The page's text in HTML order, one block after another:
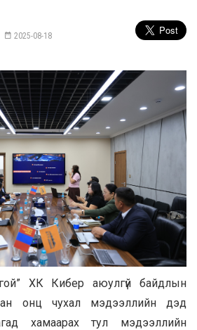
2025-08-18
ХК Кибер аюулгүй байдлын
онц чухал мэдээллийн дэд
хамаарах тул мэдээллийн